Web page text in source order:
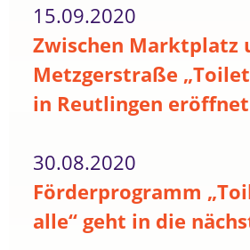
15.09.2020
Zwischen Marktplatz
Metzgerstraße
in Reutlingen eröffnet
30.08.2020
Förderprogramm
alle“ geht in die